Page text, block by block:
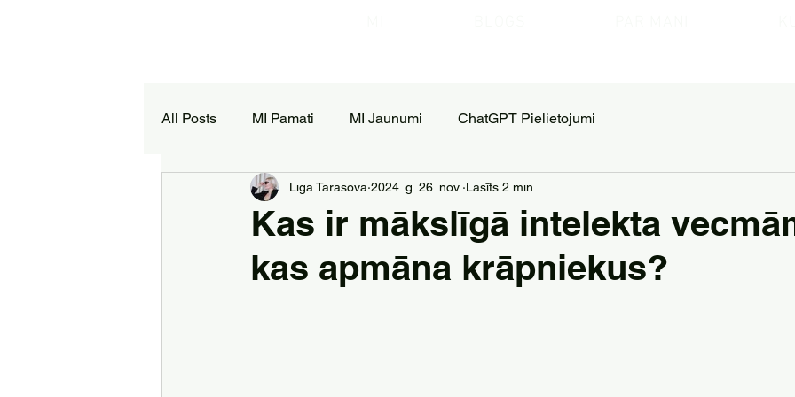
All Posts MI Pamati MI Jaunumi ChatGPT Pielietojumi
Kas ir mākslīgā intelekta
kas apmāna krāpniekus?
Liga Tarasova 2024. g. 26. nov. Lasīts 2 min